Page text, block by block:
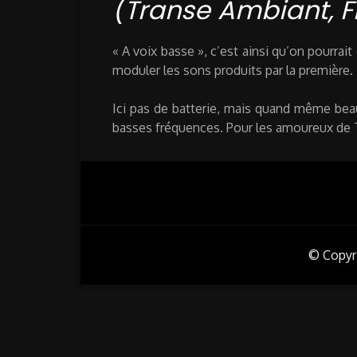
(Transe Ambiant,
« A voix basse », c’est ainsi qu’on
moduler les sons produits par la première.
Ici pas de batterie, mais quand même
basses fréquences. Pour les amoureux
©